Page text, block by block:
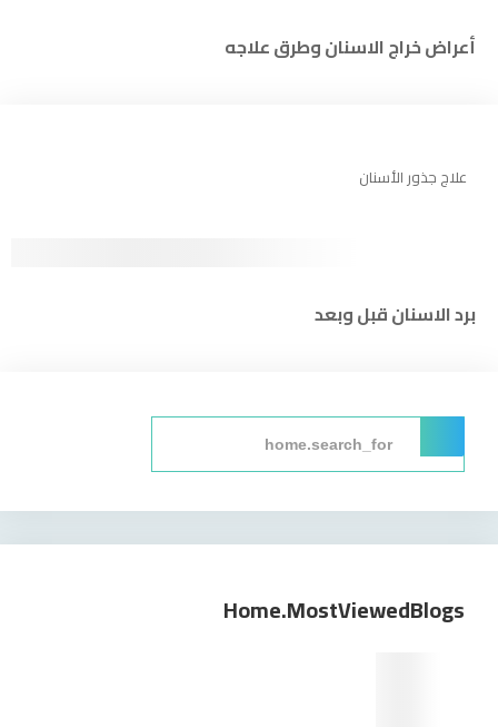
أعراض خراج الاسنان وطرق علاجه
علاج جذور الأسنان
برد الاسنان قبل وبعد
Home.mostViewedBlogs